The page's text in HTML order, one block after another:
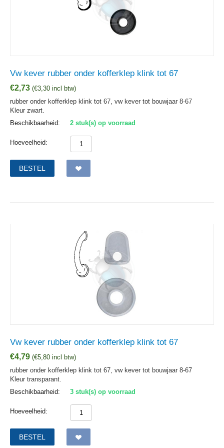
Vw kever rubber onder kofferklep klink tot 67
€2,73 (€3,30 incl btw)
rubber onder kofferklep klink tot 67, vw kever tot bouwjaar 8-67
Kleur zwart.
Beschikbaarheid:
2 stuk(s) op voorraad
Hoeveelheid:
BESTEL
Vw kever rubber onder kofferklep klink tot 67
€4,79 (€5,80 incl btw)
rubber onder kofferklep klink tot 67, vw kever tot bouwjaar 8-67
Kleur transparant.
Beschikbaarheid:
3 stuk(s) op voorraad
Hoeveelheid:
BESTEL